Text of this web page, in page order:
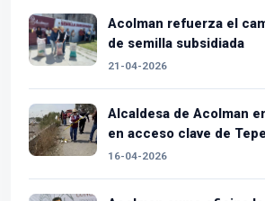
Acolman refuerza el
de semilla subsidiada
21-04-2026
Alcaldesa de Acolman
en acceso clave de
16-04-2026